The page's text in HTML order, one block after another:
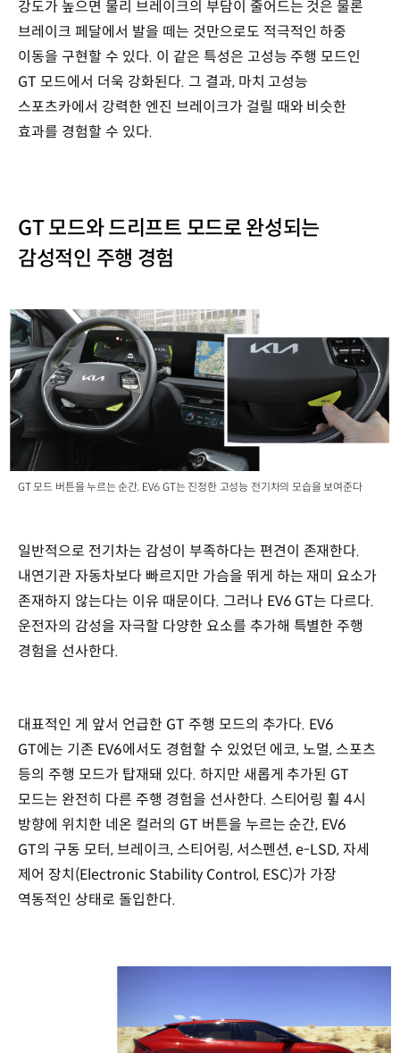
강도가 높으면 물리 브레이크의 부담이 줄어드는 것은 물론
브레이크 페달에서 발을 떼는 것만으로도 적극적인 하중
이동을 구현할 수 있다. 이 같은 특성은 고성능 주행 모드인
GT 모드에서 더욱 강화된다. 그 결과, 마치 고성능
스포츠카에서 강력한 엔진 브레이크가 걸릴 때와 비슷한
효과를 경험할 수 있다.
GT 모드와 드리프트 모드로 완성되는
감성적인 주행 경험
GT 모드 버튼을 누르는 순간, EV6 GT는 진정한 고성능 전기차의 모습을 보여준다
일반적으로 전기차는 감성이 부족하다는 편견이 존재한다.
내연기관 자동차보다 빠르지만 가슴을 뛰게 하는 재미 요소가
존재하지 않는다는 이유 때문이다. 그러나 EV6 GT는 다르다.
운전자의 감성을 자극할 다양한 요소를 추가해 특별한 주행
경험을 선사한다.
대표적인 게 앞서 언급한 GT 주행 모드의 추가다. EV6
GT에는 기존 EV6에서도 경험할 수 있었던 에코, 노멀, 스포츠
등의 주행 모드가 탑재돼 있다. 하지만 새롭게 추가된 GT
모드는 완전히 다른 주행 경험을 선사한다. 스티어링 휠 4시
방향에 위치한 네온 컬러의 GT 버튼을 누르는 순간, EV6
GT의 구동 모터, 브레이크, 스티어링, 서스펜션, e-LSD, 자세
제어 장치(Electronic Stability Control, ESC)가 가장
역동적인 상태로 돌입한다.